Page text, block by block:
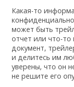
Какая-то
может быть
отчет или что-
документ,
и делитесь им
уверены, что он
не решите его